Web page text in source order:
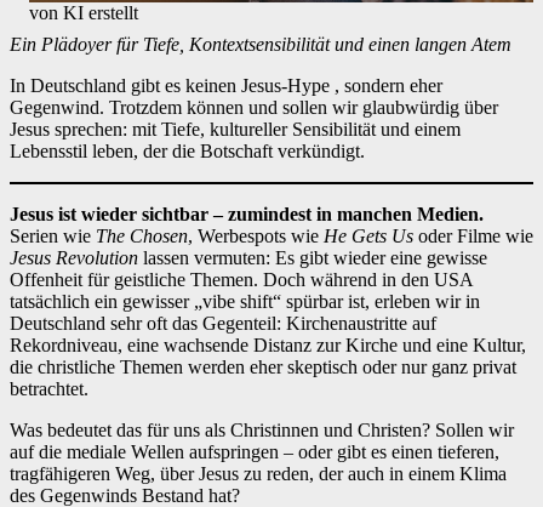
von KI erstellt
Ein Plädoyer für Tiefe, Kontextsensibilität und einen langen Atem
In Deutschland gibt es keinen Jesus-Hype , sondern eher
Gegenwind. Trotzdem können und sollen wir glaubwürdig über
Jesus sprechen: mit Tiefe, kultureller Sensibilität und einem
Lebensstil leben, der die Botschaft verkündigt.
Jesus ist wieder sichtbar – zumindest in manchen Medien.
Serien wie The Chosen, Werbespots wie He Gets Us oder Filme wie
Jesus Revolution lassen vermuten: Es gibt wieder eine gewisse
Offenheit für geistliche Themen. Doch während in den USA
tatsächlich ein gewisser „vibe shift“ spürbar ist, erleben wir in
Deutschland sehr oft das Gegenteil: Kirchenaustritte auf
Rekordniveau, eine wachsende Distanz zur Kirche und eine Kultur,
die christliche Themen werden eher skeptisch oder nur ganz privat
betrachtet.
Was bedeutet das für uns als Christinnen und Christen? Sollen wir
auf die mediale Wellen aufspringen – oder gibt es einen tieferen,
tragfähigeren Weg, über Jesus zu reden, der auch in einem Klima
des Gegenwinds Bestand hat?